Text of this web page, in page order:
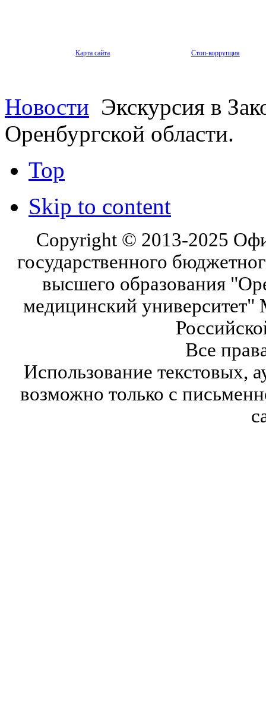
Карта сайта Стоп-коррупция
Новости Экскурсия в
Оренбургской области.
Top
Skip to content
Copyright © 2013-2025
государственного
высшего образования
медицинский университет"
Все
Использование текстовых,
возможно только с